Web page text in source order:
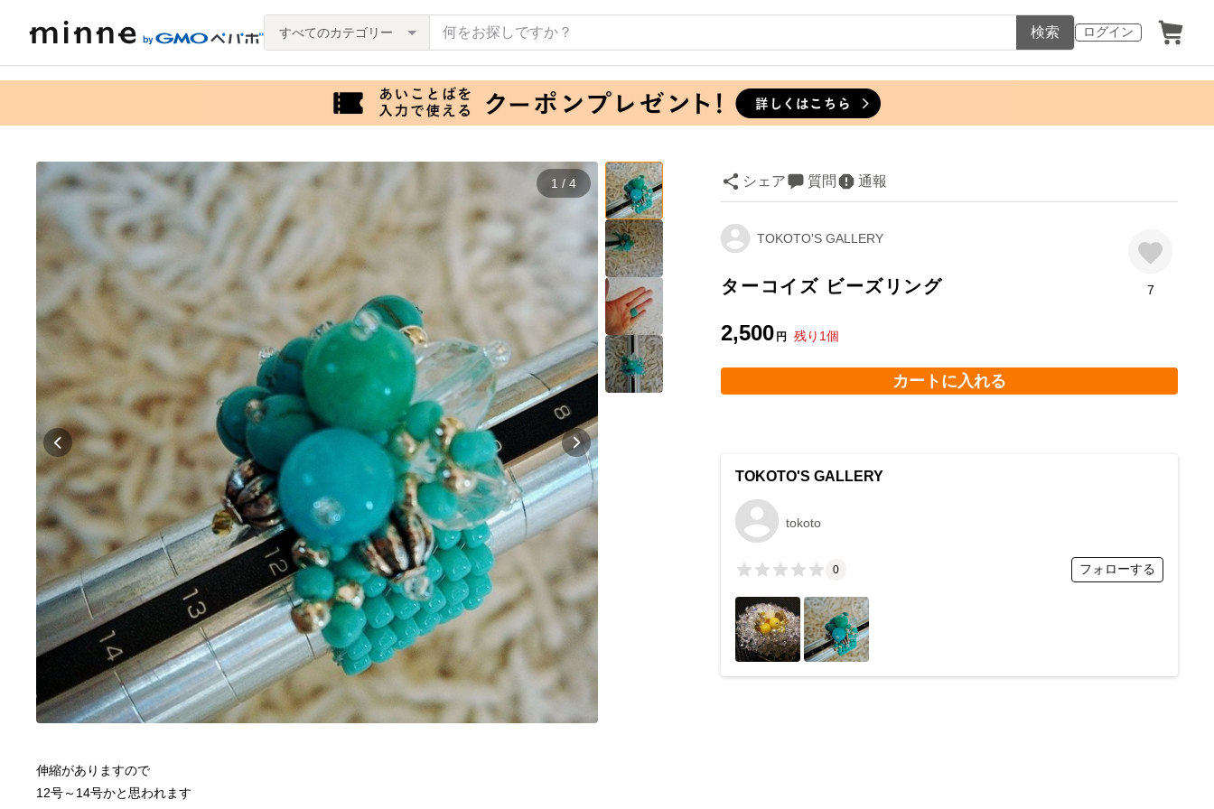
ログイン
すべてのカテゴリー 検索
1 / 4 シェア 質問 通報
TOKOTO'S GALLERY
ターコイズ ビーズリング
2,500 円 残り 1個
7
カートに入れる
伸縮がありますので
12号～14号かと思われます
TOKOTO'S GALLERY
tokoto
0 フォローする